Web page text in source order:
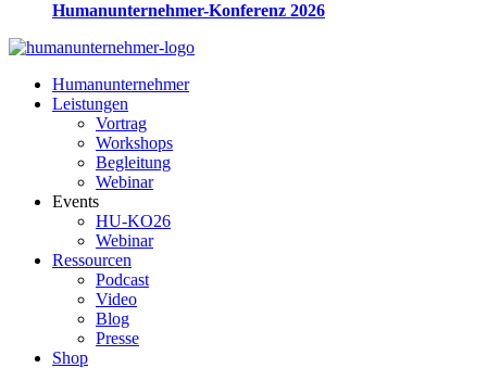
Humanunternehmer-Konferenz 2026
Humanunternehmer
Leistungen
Vortrag
Workshops
Begleitung
Webinar
Events
HU-KO26
Webinar
Ressourcen
Podcast
Video
Blog
Presse
Shop